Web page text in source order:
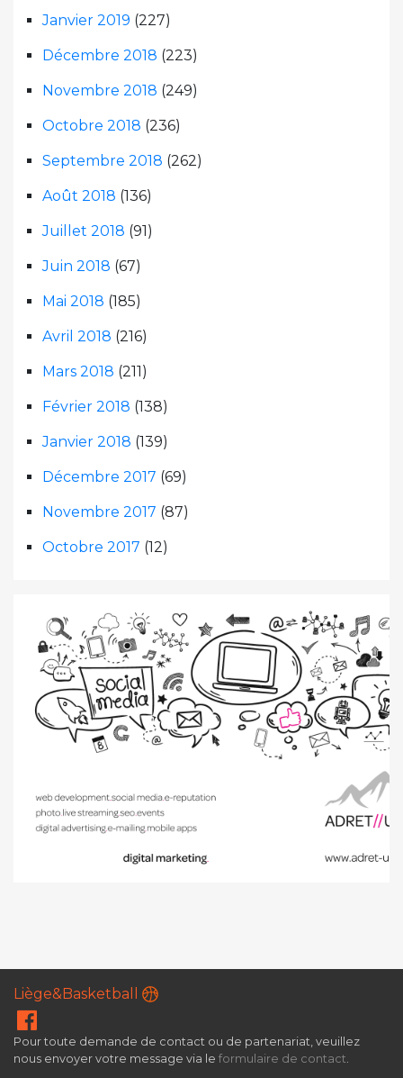
Janvier 2019 (227)
Décembre 2018 (223)
Novembre 2018 (249)
Octobre 2018 (236)
Septembre 2018 (262)
Août 2018 (136)
Juillet 2018 (91)
Juin 2018 (67)
Mai 2018 (185)
Avril 2018 (216)
Mars 2018 (211)
Février 2018 (138)
Janvier 2018 (139)
Décembre 2017 (69)
Novembre 2017 (87)
Octobre 2017 (12)
Liège&Basketball
Pour toute demande de contact ou de partenariat, veuillez
nous envoyer votre message via le formulaire de contact